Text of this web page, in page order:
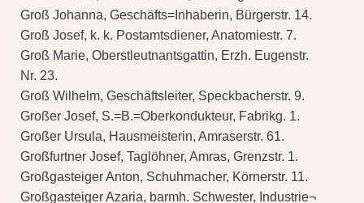
Groß Johanna, Geschäfts=Inhaberin, Bürgerstr. 14.
Groß Josef, k. k. Postamtsdiener, Anatomiestr. 7.
Groß Marie, Oberstleutnantsgattin, Erzh. Eugenstr.
Nr. 23.
Groß Wilhelm, Geschäftsleiter, Speckbacherstr. 9.
Großer Josef, S.=B.=Oberkondukteur, Fabrikg. 1.
Großer Ursula, Hausmeisterin, Amraserstr. 61.
Großfurtner Josef, Taglöhner, Amras, Grenzstr. 1.
Großgasteiger Anton, Schuhmacher, Körnerstr. 11.
Großgasteiger Azaria, barmh. Schwester, Industrie¬